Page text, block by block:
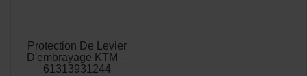
Protection De Levier
D'embrayage KTM –
61313931244